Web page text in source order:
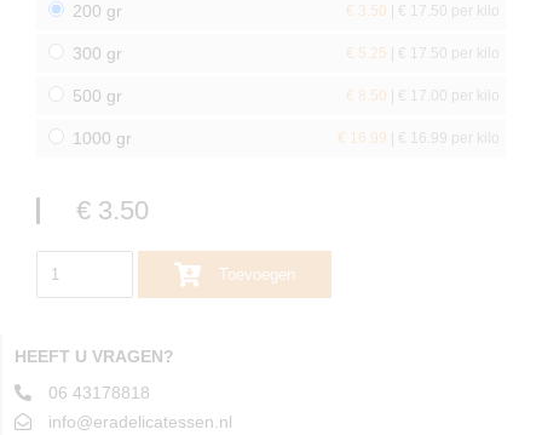
200 gr € 3.50 | € 17.50 per kilo
300 gr € 5.25 | € 17.50 per kilo
500 gr € 8.50 | € 17.00 per kilo
1000 gr € 16.99 | € 16.99 per kilo
€ 3.50
Toevoegen
HEEFT U VRAGEN?
06 43178818
info@eradelicatessen.nl